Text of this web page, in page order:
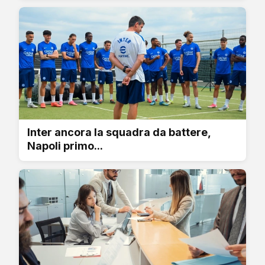
Inter ancora la squadra da battere,
Napoli primo...